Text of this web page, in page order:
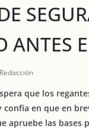
ANTES
Redacción
que los
confía en que en
apruebe las bases